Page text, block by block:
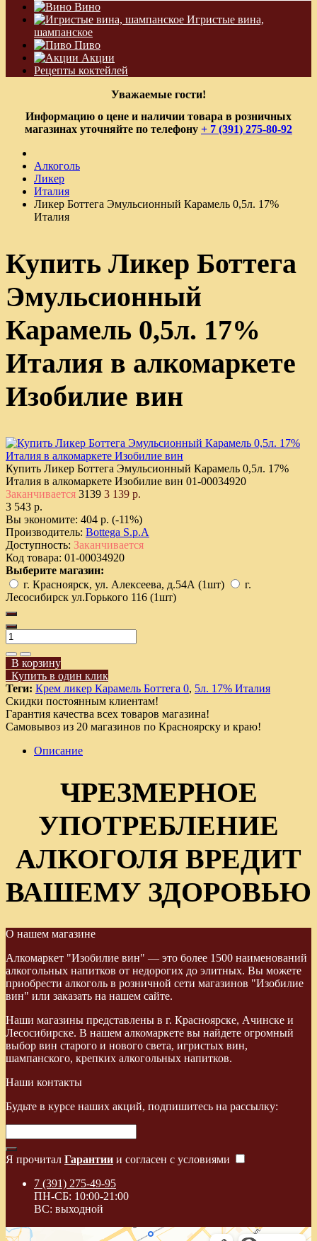
Вино
Игристые вина,
шампанское
Пиво
Акции
Рецепты коктейлей
Уважаемые гости!
Информацию о цене и наличии товара в розничных
магазинах уточняйте по телефону + 7 (391) 275-80-92
Алкоголь
Ликер
Италия
Ликер Боттега Эмульсионный Карамель 0,5л. 17%
Италия
Купить Ликер Боттега
Эмульсионный
Карамель 0,5л. 17%
Италия в алкомаркете
Изобилие вин
Купить Ликер Боттега Эмульсионный Карамель 0,5л. 17%
Италия в алкомаркете Изобилие вин 01-00034920
Заканчивается 3139 3 139 р.
3 543 р.
Вы экономите: 404 р. (-11%)
Производитель: Bottega S.p.A
Доступность: Заканчивается
Код товара: 01-00034920
Выберите магазин:
г. Красноярск, ул. Алексеева, д.54А (1шт)
г.
Лесосибирск ул.Горького 116 (1шт)
В корзину
Купить в один клик
Теги: Крем ликер Карамель Боттега 0, 5л. 17% Италия
Скидки постоянным клиентам!
Гарантия качества всех товаров магазина!
Самовывоз из 20 магазинов по Красноярску и краю!
Описание
ЧРЕЗМЕРНОЕ
УПОТРЕБЛЕНИЕ
АЛКОГОЛЯ ВРЕДИТ
ВАШЕМУ ЗДОРОВЬЮ
О нашем магазине
Алкомаркет "Изобилие вин" — это более 1500 наименований
алкогольных напитков от недорогих до элитных. Вы можете
приобрести алкоголь в розничной сети магазинов "Изобилие
вин" или заказать на нашем сайте.
Наши магазины представлены в г. Красноярске, Ачинске и
Лесосибирске. В нашем алкомаркете вы найдете огромный
выбор вин старого и нового света, игристых вин,
шампанского, крепких алкогольных напитков.
Наши контакты
Будьте в курсе наших акций, подпишитесь на рассылку:
Я прочитал Гарантии и согласен с условиями
7 (391) 275-49-95
ПН-СБ: 10:00-21:00
ВС: выходной